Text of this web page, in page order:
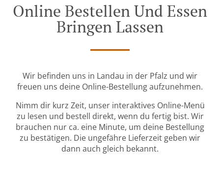
Online Bestellen Und Essen
Bringen Lassen
Wir befinden uns in Landau in der Pfalz und wir
freuen uns deine Online-Bestellung aufzunehmen.
Nimm dir kurz Zeit, unser interaktives Online-Menü
zu lesen und bestell direkt, wenn du fertig bist. Wir
brauchen nur ca. eine Minute, um deine Bestellung
zu bestätigen. Die ungefähre Lieferzeit geben wir
dann auch gleich bekannt.